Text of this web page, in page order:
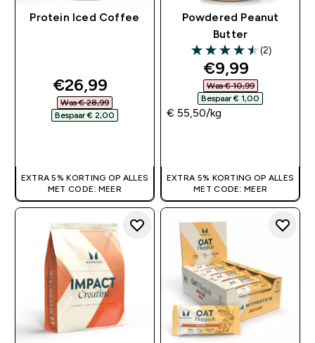
Protein Iced Coffee
discounted price
€26,99‎
Was € 28,99‎
Bespaar € 2,00‎
EXTRA 5% KORTING OP ALLES
MET CODE: MEER
Powdered Peanut
Butter
4.5 out of 5 stars
(2)
discounted
€9,99‎
Was € 10,99‎
Bespaar € 1,00‎
€ 55,50‎/kg
EXTRA 5% KORTING OP ALLES
MET CODE: MEER